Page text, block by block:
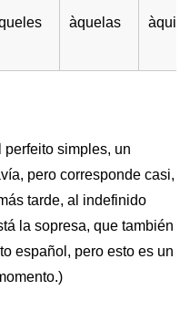
àquelas àquilo
simples, un
pero corresponde casi,
tarde, al indefinido
la sopresa, que también
español, pero esto es un